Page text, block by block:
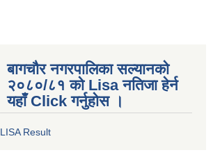
बागचौर नगरपालिका सल्यानको
२०८०/८१ को Lisa नतिजा हेर्न
यहाँ Click गर्नुहोस ।
LISA Result